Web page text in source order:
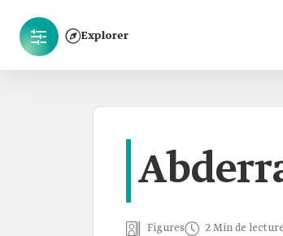
Explorer
Figures 2 Min de lecture